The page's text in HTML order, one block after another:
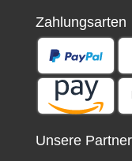
Zahlungsarten
Unsere Partner